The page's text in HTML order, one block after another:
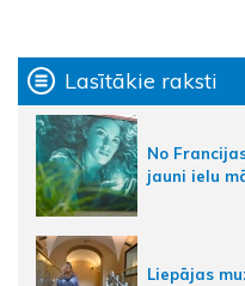
Lasītākie raksti
No
jauni ielu
Liepājas